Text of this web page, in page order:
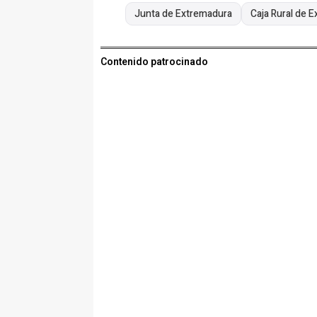
Junta de Extremadura Caja Rural de
Contenido patrocinado